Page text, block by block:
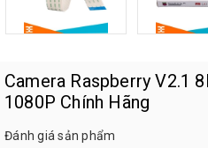
Camera Raspberry V2.1
1080P Chính Hãng
Đánh giá sản phẩm